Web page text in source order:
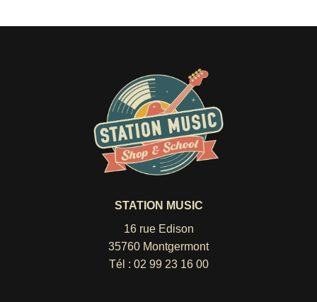
STATION MUSIC
16 rue Edison
35760 Montgermont
Tél : 02 99 23 16 00